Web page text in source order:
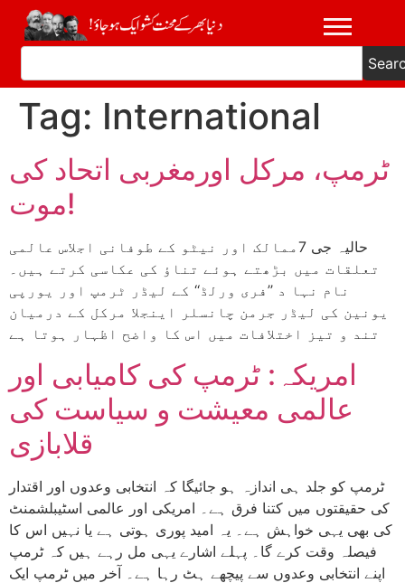
Tag: International
ٹرمپ، مرکل اورمغربی اتحاد کی
موت!
حالیہ جی 7ممالک اور نیٹو کے طوفانی اجلاس عالمی
تعلقات میں بڑھتے ہوئے تناؤ کی عکاسی کرتے ہیں۔
نام نہا د ’’فری ورلڈ‘‘ کے لیڈر ٹرمپ اور یورپی
یونین کی لیڈر جرمن چانسلر اینجلا مرکل کے درمیان
تند و تیز اختلافات میں اس کا واضح اظہار ہوتا ہے
امریکہ: ٹرمپ کی کامیابی اور
عالمی معیشت و سیاست کی
قلابازی
ٹرمپ کو جلد ہی اندازہ ہو جائیگا کہ انتخابی وعدوں اور اقتدار
کی حقیقتوں میں کتنا فرق ہے۔ امریکی اور عالمی اسٹیبلشمنٹ
کی بھی یہی خواہش ہے۔ یہ امید پوری ہوتی ہے یا نہیں اس کا
فیصلہ وقت کرے گا۔ پہلے اشارے یہی مل رہے ہیں کہ ٹرمپ
اپنے انتخابی وعدوں سے پیچھے ہٹ رہا ہے۔ آخر میں ٹرمپ ایک